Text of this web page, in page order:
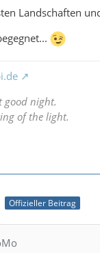
Landschaften
good night.
of the light.
Offizieller Beitrag